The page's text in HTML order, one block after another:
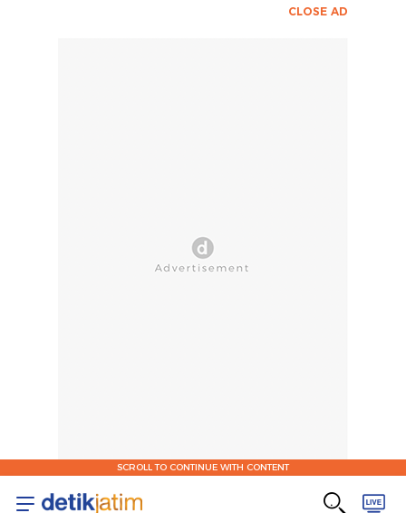
CLOSE AD
SCROLL TO CONTINUE WITH CONTENT